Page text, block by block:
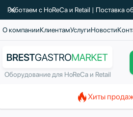
О компанииКлиентамУслугиНовости
Оборудование для HoReCa и Retail
Хиты
Работаем с HoReCa и Retail | Поставка